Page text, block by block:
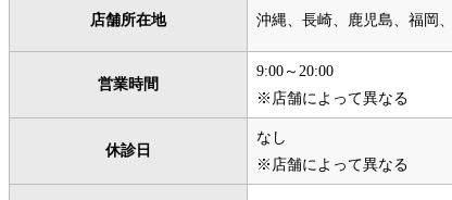
店舗所在地 沖縄、長崎、鹿児島、福岡
営業時間
9:00～20:00
※店舗によって異なる
休診日
なし
※店舗によって異なる